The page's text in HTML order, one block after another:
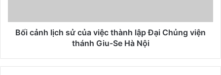
Bối cảnh lịch sử của việc thành lập Đại Chủng viện
thánh Giu-Se Hà Nội